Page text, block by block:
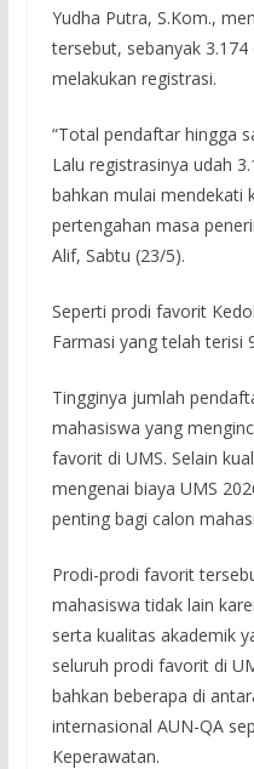
Yudha Putra, S.Kom.,
tersebut, sebanyak
melakukan registrasi.
“Total pendaftar hingga
Lalu registrasinya udah
bahkan mulai mendekati
pertengahan masa
Alif, Sabtu (23/5).
Seperti prodi favorit
Farmasi yang telah terisi
Tingginya jumlah
mahasiswa yang
favorit di UMS. Selain
mengenai biaya UMS
penting bagi calon
Prodi-prodi favorit
mahasiswa tidak lain
serta kualitas akademik
seluruh prodi favorit di
bahkan beberapa di
internasional AUN-QA
Keperawatan.